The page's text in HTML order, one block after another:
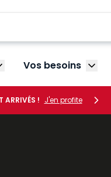
le sous-menu
Vos besoins
ARRIVÉS ! J'en profite